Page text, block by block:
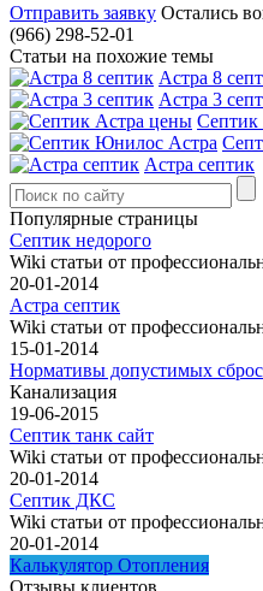
Отправить заявку Остались
(966) 298-52-01
Статьи на похожие темы
Астра 8
Астра 3
Септик
Астра септик
Популярные страницы
Септик недорого
Wiki статьи от
20-01-2014
Астра септик
Wiki статьи от
15-01-2014
Нормативы допустимых
Канализация
19-06-2015
Септик танк сайт
Wiki статьи от
20-01-2014
Септик ДКС
Wiki статьи от
20-01-2014
Калькулятор Отопления
Отзывы клиентов